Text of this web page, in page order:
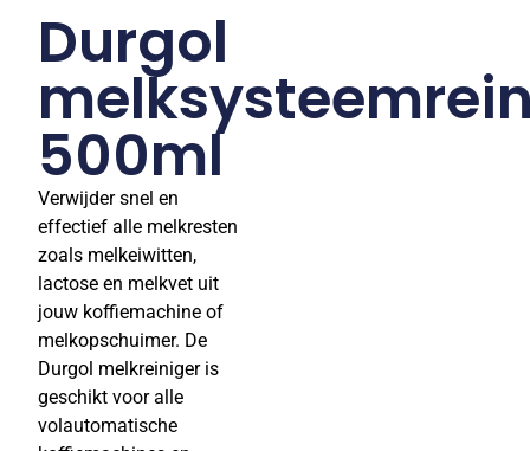
Durgol
500ml
Verwijder snel en
effectief alle melkresten
zoals melkeiwitten,
lactose en melkvet uit
jouw koffiemachine of
melkopschuimer. De
Durgol melkreiniger is
geschikt voor alle
volautomatische